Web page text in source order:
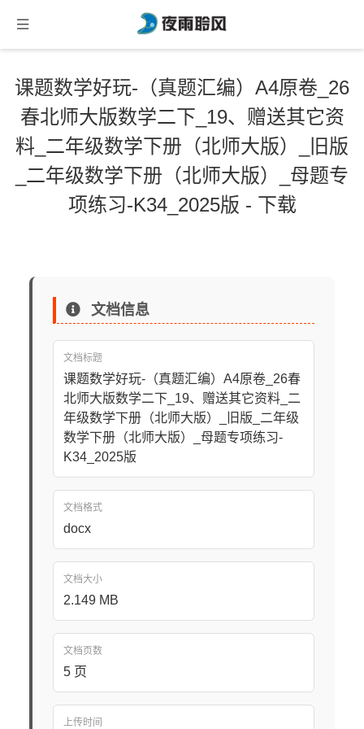
课题数学好玩-（真题汇编）A4原卷_26
春北师大版数学二下_19、赠送其它资
料_二年级数学下册（北师大版）_旧版
_二年级数学下册（北师大版）_母题专
项练习-K34_2025版 - 下载
文档信息
文档标题
课题数学好玩-（真题汇编）A4原卷_26春
北师大版数学二下_19、赠送其它资料_二
年级数学下册（北师大版）_旧版_二年级
数学下册（北师大版）_母题专项练习-
K34_2025版
文档格式
docx
文档大小
2.149 MB
文档页数
5 页
上传时间